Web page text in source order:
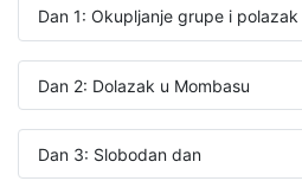
Dan 1: Okupljanje grupe i polazak
Dan 2: Dolazak u Mombasu
Dan 3: Slobodan dan